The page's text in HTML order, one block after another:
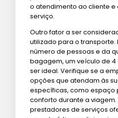
o atendimento ao cliente
serviço.
Outro fator a ser
utilizado para o
número de pessoas e da
bagagem, um veículo de 4
ser ideal. Verifique se a
opções que atendam às
específicas, como espaço
conforto durante a viagem.
prestadores de serviços